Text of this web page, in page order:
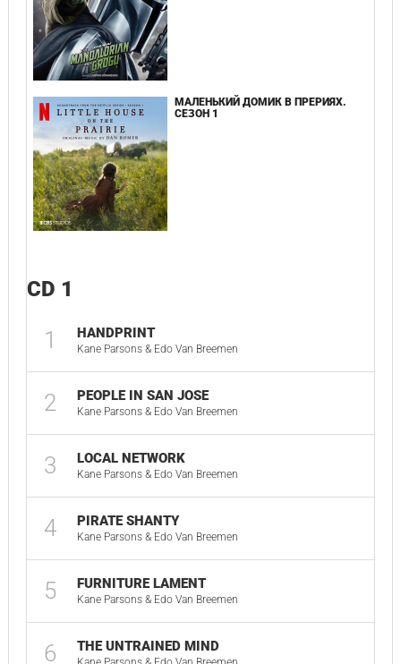
МАЛЕНЬКИЙ ДОМИК В ПРЕРИЯХ.
СЕЗОН 1
CD 1
1 HANDPRINT
Kane Parsons & Edo Van Breemen
2 PEOPLE IN SAN JOSE
Kane Parsons & Edo Van Breemen
3 LOCAL NETWORK
Kane Parsons & Edo Van Breemen
4 PIRATE SHANTY
Kane Parsons & Edo Van Breemen
5 FURNITURE LAMENT
Kane Parsons & Edo Van Breemen
6 THE UNTRAINED MIND